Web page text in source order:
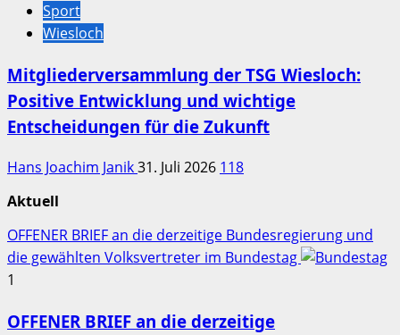
Sport
Wiesloch
Mitgliederversammlung der TSG Wiesloch:
Positive Entwicklung und wichtige
Entscheidungen für die Zukunft
Hans Joachim Janik31. Juli 2026 118
Aktuell
OFFENER BRIEF an die derzeitige Bundesregierung und
die gewählten Volksvertreter im Bundestag
1
OFFENER BRIEF an die derzeitige